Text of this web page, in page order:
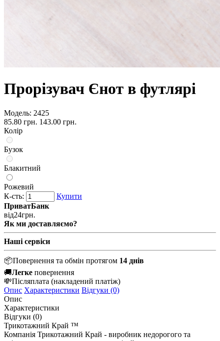
Прорізувач Єнот в футлярі
Модель: 2425
85.80 грн. 143.00 грн.
Колір
Бузок
Блакитний
Рожевий
К-сть:
Купити
ПриватБанк
від24грн.
Як ми доставляємо?
Наші сервіси
📦Повернення та обмін протягом 14 днів
🚚Легке повернення
💸Післяплата (накладений платіж)
Опис Характеристики Відгуки (0)
Опис
Характеристики
Відгуки (0)
Трикотажний Край ™
Компанія Трикотажний Край - виробник недорогого та